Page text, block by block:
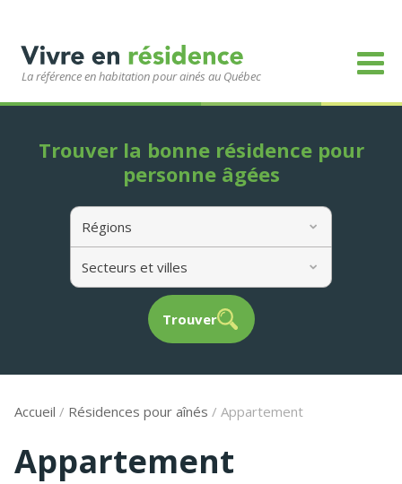
La référence en habitation pour ainés au Québec
Régions
Secteurs et villes
Trouver
Trouver la bonne résidence pour
personne âgées
Accueil / Résidences pour aînés / Appartement
Appartement